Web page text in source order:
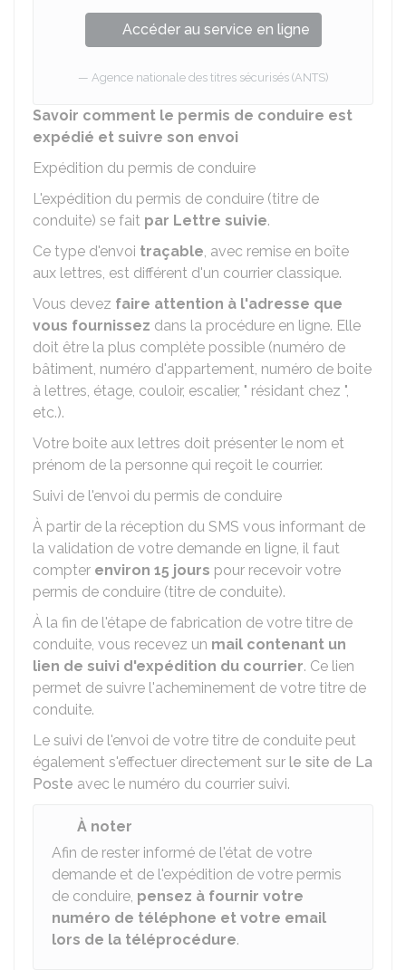
Accéder au service en ligne
Agence nationale des titres sécurisés (ANTS)
Savoir comment le permis de conduire est
expédié et suivre son envoi
Expédition du permis de conduire
L'expédition du permis de conduire (titre de
conduite) se fait par Lettre suivie.
Ce type d'envoi traçable, avec remise en boîte
aux lettres, est différent d'un courrier classique.
Vous devez faire attention à l'adresse que
vous fournissez dans la procédure en ligne. Elle
doit être la plus complète possible (numéro de
bâtiment, numéro d'appartement, numéro de boite
à lettres, étage, couloir, escalier, " résidant chez ",
etc.).
Votre boite aux lettres doit présenter le nom et
prénom de la personne qui reçoit le courrier.
Suivi de l'envoi du permis de conduire
À partir de la réception du SMS vous informant de
la validation de votre demande en ligne, il faut
compter environ 15 jours pour recevoir votre
permis de conduire (titre de conduite).
À la fin de l'étape de fabrication de votre titre de
conduite, vous recevez un mail contenant un
lien de suivi d'expédition du courrier. Ce lien
permet de suivre l'acheminement de votre titre de
conduite.
Le suivi de l'envoi de votre titre de conduite peut
également s'effectuer directement sur le site de La
Poste avec le numéro du courrier suivi.
À noter
Afin de rester informé de l'état de votre
demande et de l'expédition de votre permis
de conduire, pensez à fournir votre
numéro de téléphone et votre email
lors de la téléprocédure.